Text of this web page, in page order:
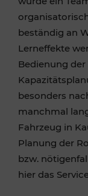
beständig an
Lerneffekte
Bedienung der
besonders
manchmal
Fahrzeug in
Planung der
bzw.
hier das